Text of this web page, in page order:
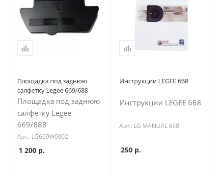
Площадка под заднюю
салфетку Legee 669/688
Площадка под заднюю
салфетку Legee
669/688
Арт.: LG669W0002
1 200 р.
Инструкции LEGEE 668
Инструкции LEGEE 668
Арт.: LG MANUAL 668
250р.